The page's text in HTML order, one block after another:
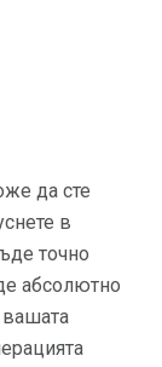
да сте
в
точно
абсолютно
вашата